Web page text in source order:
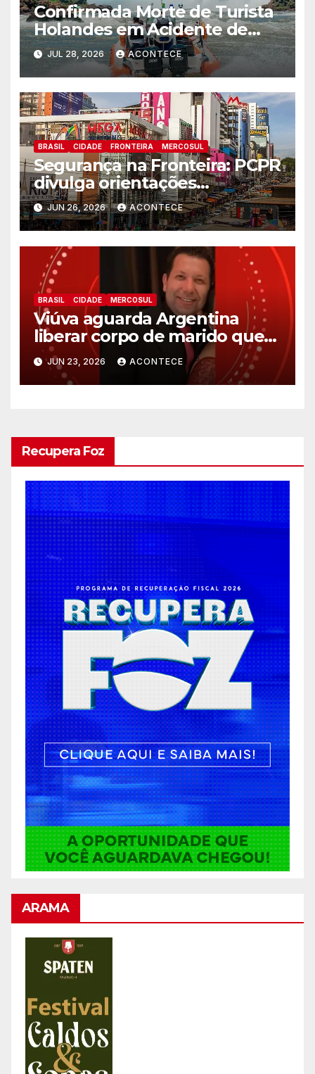
Confirmada Morte de Turista
Holandes em Acidente de
Barco nas Cataratas
JUL 28, 2026 ACONTECE
BRASIL CIDADE FRONTEIRA MERCOSUL
Segurança na Fronteira: PCPR
divulga orientações
preventivas para compras no
Paraguai e turismo nas férias
de Julho.
JUN 26, 2026 ACONTECE
BRASIL CIDADE MERCOSUL
Viúva aguarda Argentina
liberar corpo de marido que
sumiu enquanto ela fazia
compras, ele foi encontrado
em rio do país
JUN 23, 2026 ACONTECE
Recupera Foz
ARAMA